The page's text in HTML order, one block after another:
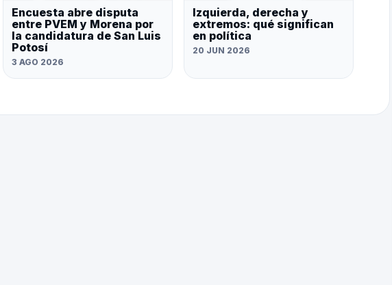
Encuesta abre disputa
entre PVEM y Morena por
la candidatura de San Luis
Potosí
3 AGO 2026
Izquierda, derecha y
extremos: qué significan
en política
20 JUN 2026